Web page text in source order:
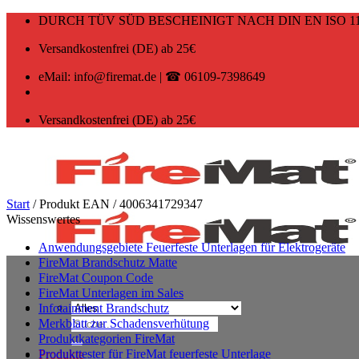
Zum
springen
DURCH TÜV SÜD BESCHEINIGT NACH DIN EN ISO
Versandkostenfrei (DE) ab 25€
eMail: info@firemat.de | ☎ 06109-7398649
Versandkostenfrei (DE) ab 25€
Suchen
nach:
Produkte
Start /Produkt EAN /4006341729347
Wissenswertes
Anwendungsgebiete Feuerfeste Unterlagen für Elektrogeräte
FireMat Brandschutz Matte
FireMat Coupon Code
FireMat Unterlagen im Sales
Infotainment Brandschutz
Merkblatt zur Schadensverhütung
Produktkategorien FireMat
Produkttester für FireMat feuerfeste Unterlage